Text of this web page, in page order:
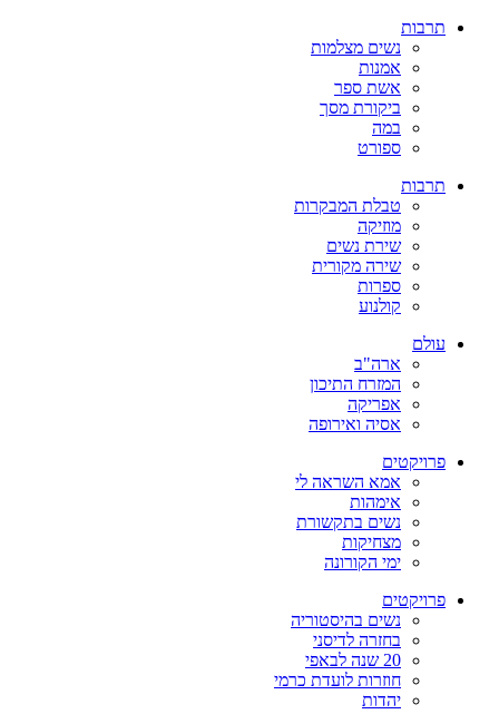
תרבות
נשים מצלמות
אמנות
אשת ספר
ביקורת מסך
במה
ספורט
תרבות
טבלת המבקרות
מוזיקה
שירת נשים
שירה מקורית
ספרות
קולנוע
עולם
ארה"ב
המזרח התיכון
אפריקה
אסיה ואירופה
פרויקטים
אמא השראה לי
אימהות
נשים בתקשורת
מצחיקות
ימי הקורונה
פרויקטים
נשים בהיסטוריה
בחזרה לדיסני
20 שנה לבאפי
חוזרות לועדת כרמי
יהדות